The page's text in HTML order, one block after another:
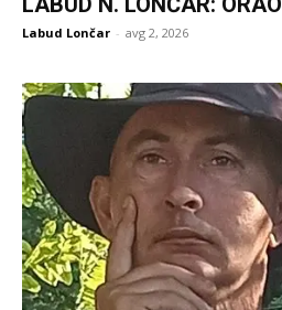
Labud Lončar - avg 2, 2026